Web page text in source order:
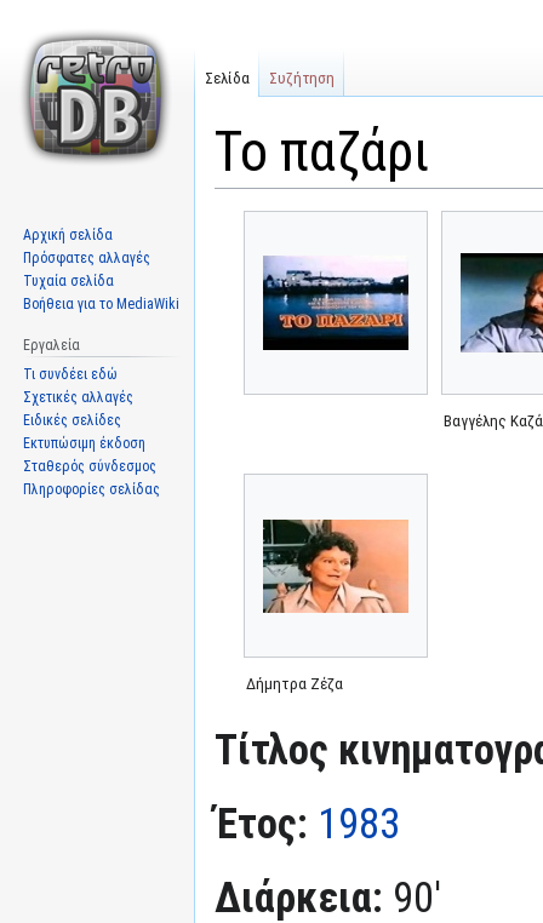
Το παζάρι
πλοήγηση
αναζήτηση
Βαγγέλης
Δήμητρα Ζέζα
Τίτλος
Έτος: 1983
Διάρκεια: 90'
Σελίδα Συζήτηση
Αρχική σελίδα
Πρόσφατες αλλαγές
Τυχαία σελίδα
Βοήθεια για το MediaWiki
Εργαλεία
Τι συνδέει εδώ
Σχετικές αλλαγές
Ειδικές σελίδες
Εκτυπώσιμη έκδοση
Σταθερός σύνδεσμος
Πληροφορίες σελίδας